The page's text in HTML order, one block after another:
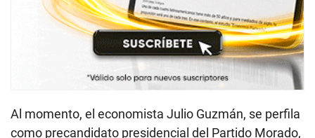
Al momento, el economista Julio Guzmán, se perfila
como precandidato presidencial del Partido Morado,